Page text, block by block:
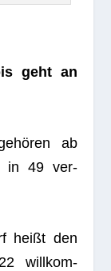
geht an
ab
in 49 ver­
heißt den
will­kom­